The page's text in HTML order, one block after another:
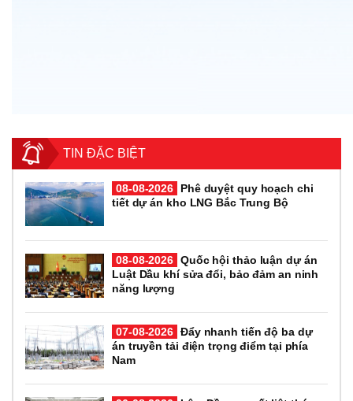
TIN ĐẶC BIỆT
08-08-2026
Phê duyệt quy hoạch chi
tiết dự án kho LNG Bắc Trung Bộ
08-08-2026 Quốc hội thảo luận dự án
Luật Dầu khí sửa đổi, bảo đảm an ninh
năng lượng
07-08-2026 Đẩy nhanh tiến độ ba dự
án truyền tải điện trọng điểm tại phía
Nam